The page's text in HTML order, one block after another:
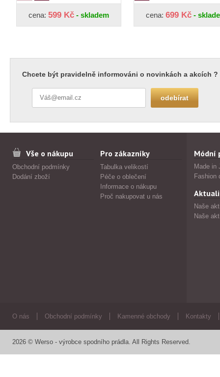
cena: 599 Kč - skladem cena: 699 Kč -
Chcete být pravidelně informováni o novinkách a akcích ?
Vše o nákupu
Obchodní podmínky
Dodání zboží
Pro zákazníky
Tabulka velikostí
Péče o oblečení
Informace o nákupu
Proč nakupovat u nás
Módní
Made in
Fashion
Naše
Naše
O nás Obchodní podmínky Kamenné obchody Kontakty
2026 © Werso - výrobce spodního prádla. All Rights Reserved.